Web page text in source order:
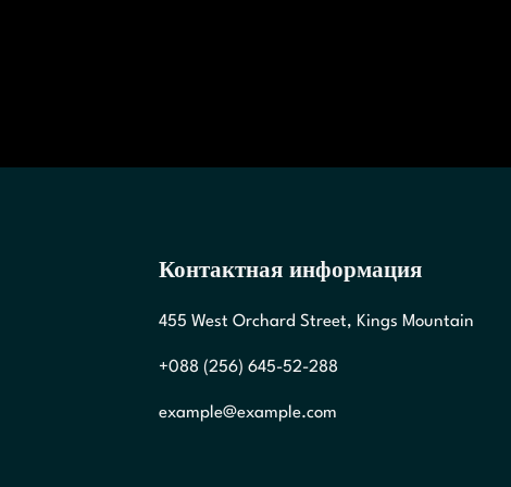
Контактная информация
455 West Orchard Street, Kings Mountain
+088 (256) 645-52-288
example@example.com